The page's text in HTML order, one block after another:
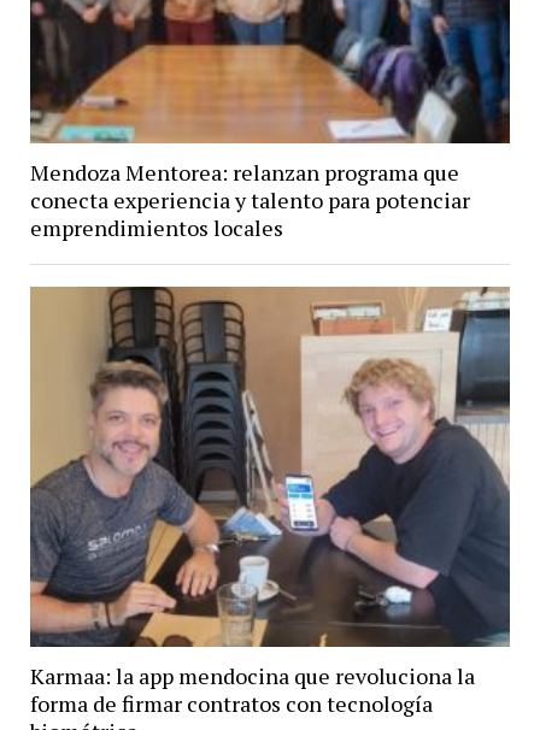
Mendoza Mentorea: relanzan programa que
conecta experiencia y talento para potenciar
emprendimientos locales
Karmaa: la app mendocina que revoluciona la
forma de firmar contratos con tecnología